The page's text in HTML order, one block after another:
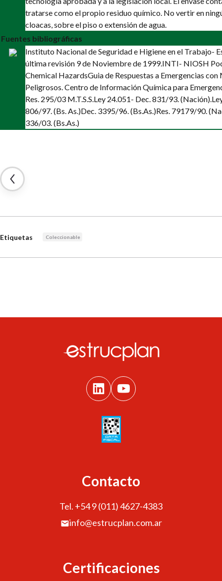
tratarse como el propio residuo químico. No vertir en
cloacas, sobre el piso o extensión de agua.
Fuentes bibliográficas
Instituto Nacional de Seguridad e Higiene en el Trabajo-
última revisión 9 de Noviembre de 1999.INTI- NIOSH
Chemical HazardsGuia de Respuestas a Emergencias
Peligrosos. Centro de Información Química para
Res. 295/03 M.T.S.S.Ley 24.051- Dec. 831/93. (Nación).
806/97. (Bs. As.)Dec. 3395/96. (Bs.As.)Res. 79179/90.
336/03. (Bs.As.)
Etiquetas Coleccionable
Contacto
Tel. +54 9 (011) 4627-4383
info@estrucplan.com.ar
Certificaciones